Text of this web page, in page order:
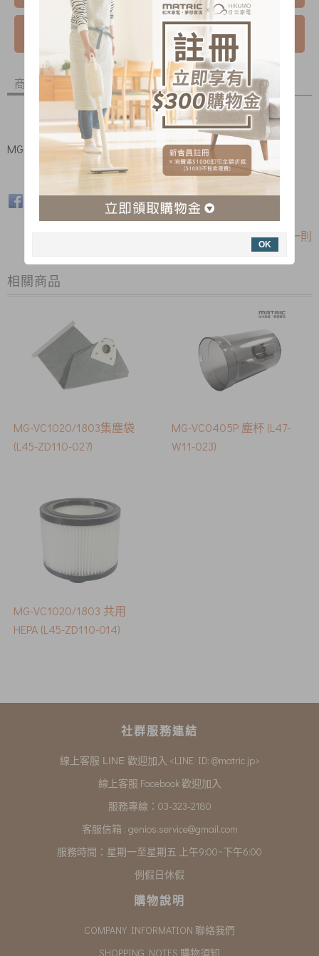
我要詢問
商品內容 商品討論
MG-VC0101B 塵杯 (L47-W11-023) /不含擋塵片
回上頁|下一則
相關商品
MG-VC1020/1803集塵袋
(L45-ZD110-027)
MG-VC0405P 塵杯 (L47-
W11-023)
MG-VC1020/1803 共用
HEPA (L45-ZD110-014)
社群服務連結
線上客服 LINE 歡迎加入 <LINE ID: @matric.jp>
線上客服 Facebook 歡迎加入
服務專線：03-323-2180
客服信箱 : genios.service@gmail.com
服務時間：星期一至星期五 上午9:00~下午6:00
例假日休假
購物說明
COMPANY INFORMATION 聯絡我們
SHOPPING NOTES 購物須知
OK